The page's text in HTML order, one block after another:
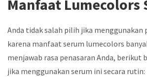
Manfaat Lumecolors
Anda tidak salah pilih jika menggunakan
karena manfaat serum lumecolors
menjawab rasa penasaran Anda, berikut
jika menggunakan serum ini secara rutin: